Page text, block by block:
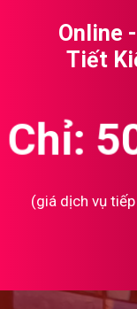
Online
Tiết
(giá dịch vụ
Chỉ: